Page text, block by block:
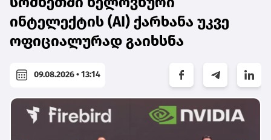
ინტელექტის (AI) ქარხანა უკვე
ოფიციალურად გაიხსნა
09.08.2026 • 13:14